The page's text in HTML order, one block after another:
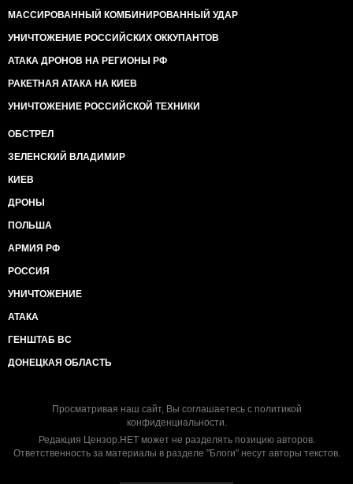
МАССИРОВАННЫЙ КОМБИНИРОВАННЫЙ УДАР
УНИЧТОЖЕНИЕ РОССИЙСКИХ ОККУПАНТОВ
АТАКА ДРОНОВ НА РЕГИОНЫ РФ
РАКЕТНАЯ АТАКА НА КИЕВ
УНИЧТОЖЕНИЕ РОССИЙСКОЙ ТЕХНИКИ
ОБСТРЕЛ
ЗЕЛЕНСКИЙ ВЛАДИМИР
КИЕВ
ДРОНЫ
ПОЛЬША
АРМИЯ РФ
РОССИЯ
УНИЧТОЖЕНИЕ
АТАКА
ГЕНШТАБ ВС
ДОНЕЦКАЯ ОБЛАСТЬ
Просматривая наш сайт, Вы соглашаетесь с политикой
конфиденциальности.
Редакция Цензор.НЕТ может не разделять позицию авторов.
Ответственность за материалы в разделе "Блоги" несут авторы текстов.